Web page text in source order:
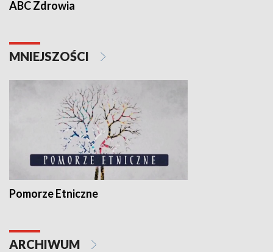
ABC Zdrowia
MNIEJSZOŚCI
Pomorze Etniczne
ARCHIWUM